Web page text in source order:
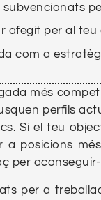
subvencionats
afegit per al teu
com a
més
perfils
Si el teu
a posicions
per
per a